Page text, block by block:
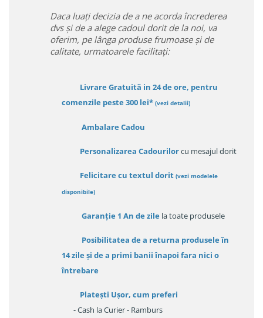
Daca luați decizia de a ne acorda încrederea
dvs și de a alege cadoul dorit de la noi, va
oferim, pe lânga produse frumoase și de
calitate, urmatoarele facilitați:
Livrare Gratuită in 24 de ore, pentru
comenzile peste 300 lei* (vezi detalii)
Ambalare Cadou
Personalizarea Cadourilorcu mesajul dorit
Felicitare cu textul dorit (vezi modelele
disponibile)
Garanție 1 An de zile la toate produsele
Posibilitatea de a returna produsele în
14 zileși de a primi banii înapoi fara nici o
întrebare
Platești Ușor, cum preferi
- Cash la Curier - Ramburs